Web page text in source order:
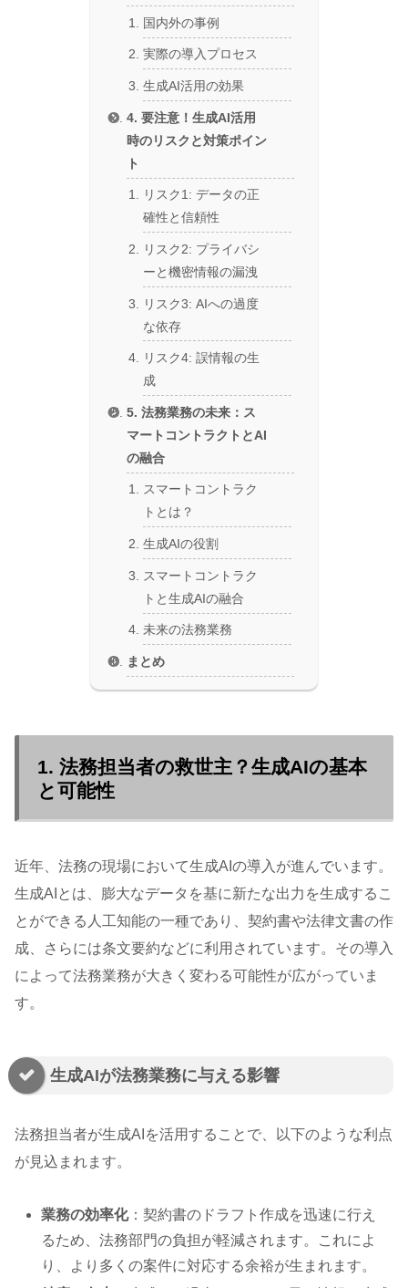
国内外の事例
実際の導入プロセス
生成AI活用の効果
4. 要注意！生成AI活用
時のリスクと対策ポイン
ト
リスク1: データの正
確性と信頼性
リスク2: プライバシ
ーと機密情報の漏洩
リスク3: AIへの過度
な依存
リスク4: 誤情報の生
成
5. 法務業務の未来：ス
マートコントラクトとAI
の融合
スマートコントラク
トとは？
生成AIの役割
スマートコントラク
トと生成AIの融合
未来の法務業務
まとめ
1. 法務担当者の救世主？生成AIの基本
と可能性
近年、法務の現場において生成AIの導入が進んでいます。
生成AIとは、膨大なデータを基に新たな出力を生成するこ
とができる人工知能の一種であり、契約書や法律文書の作
成、さらには条文要約などに利用されています。その導入
によって法務業務が大きく変わる可能性が広がっていま
す。
生成AIが法務業務に与える影響
法務担当者が生成AIを活用することで、以下のような利点
が見込まれます。
業務の効率化：契約書のドラフト作成を迅速に行え
るため、法務部門の負担が軽減されます。これによ
り、より多くの案件に対応する余裕が生まれます。